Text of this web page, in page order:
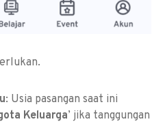
: Usia pasangan saat ini
Keluarga’ jika tanggungan